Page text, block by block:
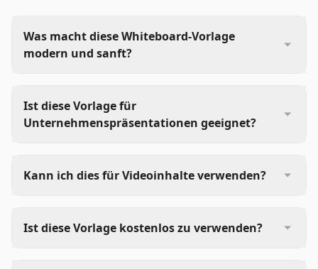
Was macht diese Whiteboard-Vorlage
modern und sanft?
Ist diese Vorlage für
Unternehmenspräsentationen geeignet?
Kann ich dies für Videoinhalte verwenden?
Ist diese Vorlage kostenlos zu verwenden?